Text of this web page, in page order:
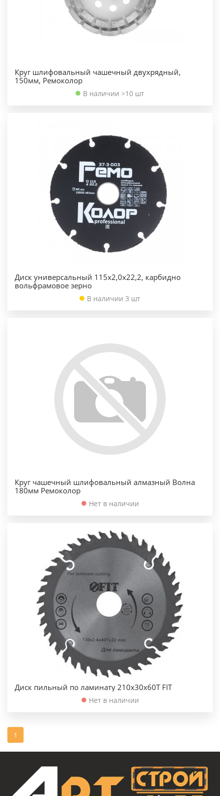
Круг шлифовальный чашечный двухрядный,
150мм, Ремоколор
В наличии >10 шт
Диск универсальный 115х2,0х22,2, карбидно
вольфрамовое зерно
В наличии 3 шт
Круг чашечный шлифовальный алмазный Волна
180мм Ремоколор
Нет в наличии
Диск пильный по ламинату 210х30х60Т FIT
Нет в наличии
1